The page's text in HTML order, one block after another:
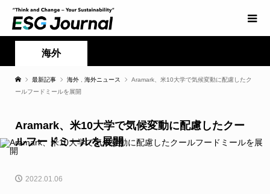
海外
最新記事 海外 海外ニュース
Aramark、米10大学で気候変動に配慮したク
ールフードミールを展開
Aramark、米10大学で気候変動に配慮したクー
ルフードミールを展開
2022.01.06